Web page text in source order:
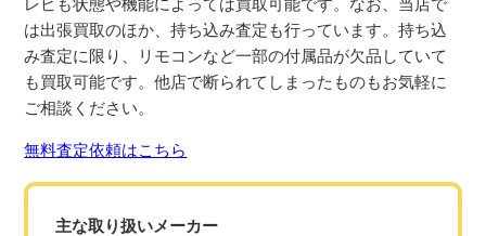
レビも状態や機能によっては買取可能です。なお、当店で
は出張買取のほか、持ち込み査定も行っています。持ち込
み査定に限り、リモコンなど一部の付属品が欠品していて
も買取可能です。他店で断られてしまったものもお気軽に
ご相談ください。
無料査定依頼はこちら
主な取り扱いメーカー